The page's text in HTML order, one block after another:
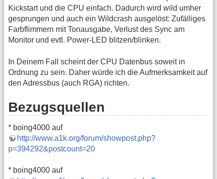
Kickstart und die CPU einfach. Dadurch wird wild umher
gesprungen und auch ein Wildcrash ausgelöst: Zufälliges
Farbflimmern mit Tonausgabe, Verlust des Sync am
Monitor und evtl. Power-LED blitzen/blinken.
In Deinem Fall scheint der CPU Datenbus soweit in
Ordnung zu sein. Daher würde ich die Aufmerksamkeit auf
den Adressbus (auch RGA) richten.
Bezugsquellen
* boing4000 auf
http://www.a1k.org/forum/showpost.php?
p=394292&postcount=20
* boing4000 auf